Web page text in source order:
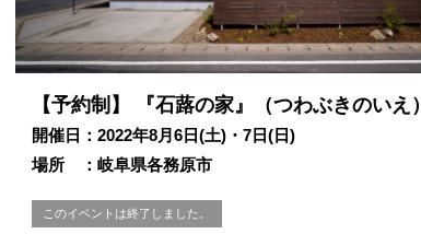
【予約制】 『石蕗の家』（つわぶきのいえ）
開催日：2022年8月6日(土)・7日(日)
場所 ：岐阜県各務原市
このイベントは終了しました。